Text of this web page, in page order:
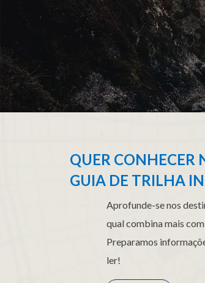
QUER CONHECER
GUIA DE TRILHA
Aprofunde-se nos
qual combina mais
Preparamos
ler!